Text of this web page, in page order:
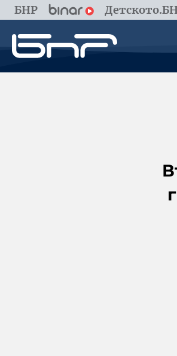
БНР